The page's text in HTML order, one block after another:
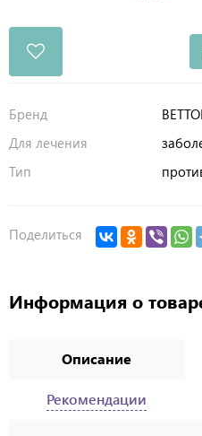
Бренд
Для лечения
Тип
Поделиться
Информация о
Описание
Рекомендации